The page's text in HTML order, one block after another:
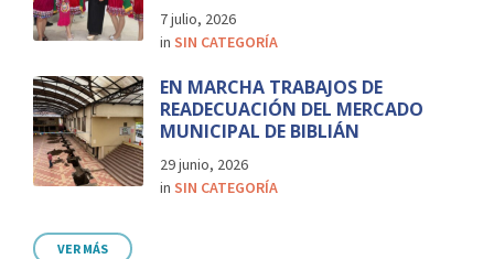
7 julio, 2026
in SIN CATEGORÍA
EN MARCHA TRABAJOS DE
READECUACIÓN DEL MERCADO
MUNICIPAL DE BIBLIÁN
29 junio, 2026
in SIN CATEGORÍA
VER MÁS